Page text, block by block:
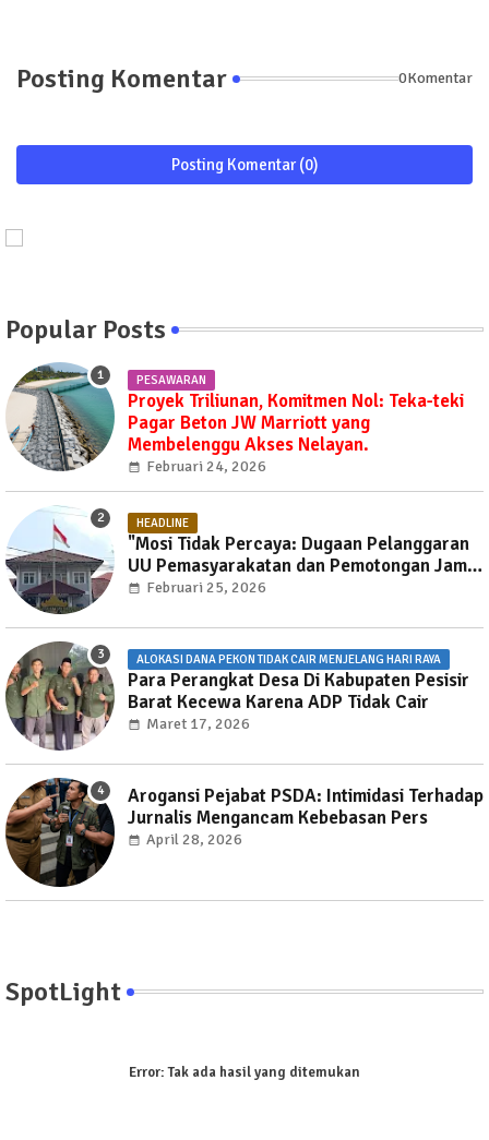
Posting Komentar 0Komentar
Posting Komentar (0)
Popular Posts
PESAWARAN
Proyek Triliunan, Komitmen Nol: Teka-teki
Pagar Beton JW Marriott yang
Membelenggu Akses Nelayan.
Februari 24, 2026
HEADLINE
"Mosi Tidak Percaya: Dugaan Pelanggaran
UU Pemasyarakatan dan Pemotongan Jam
Layanan Publik di Rutan Way Huwi."
Februari 25, 2026
ALOKASI DANA PEKON TIDAK CAIR MENJELANG HARI RAYA
Para Perangkat Desa Di Kabupaten Pesisir
Barat Kecewa Karena ADP Tidak Cair
Maret 17, 2026
Arogansi Pejabat PSDA: Intimidasi Terhadap
Jurnalis Mengancam Kebebasan Pers
April 28, 2026
SpotLight
Error:Tak ada hasil yang ditemukan